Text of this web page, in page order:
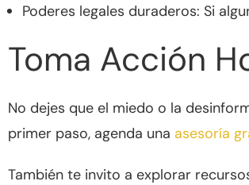
Poderes legales duraderos: Si
Toma Acción
No dejes que el miedo o la
primer paso, agenda una asesoría
También te invito a explorar